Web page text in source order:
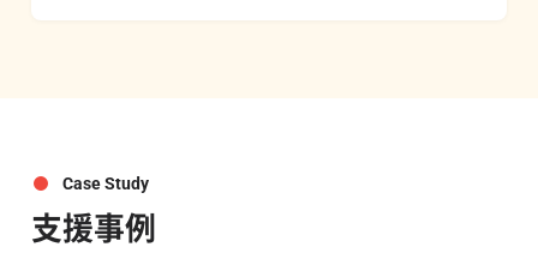
Case Study
支援事例